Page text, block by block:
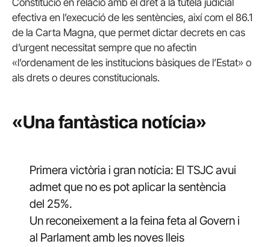
efectiva en l’execució de les sentències, així com el 86.1
de la Carta Magna, que permet dictar decrets en cas
d’urgent necessitat sempre que no afectin
«l’ordenament de les institucions bàsiques de l’Estat» o
als drets o deures constitucionals.
«Una fantàstica notícia»
Primera victòria i gran notícia: El TSJC avui
admet que no es pot aplicar la sentència
del 25%.
Un reconeixement a la feina feta al Govern i
al Parlament amb les noves lleis